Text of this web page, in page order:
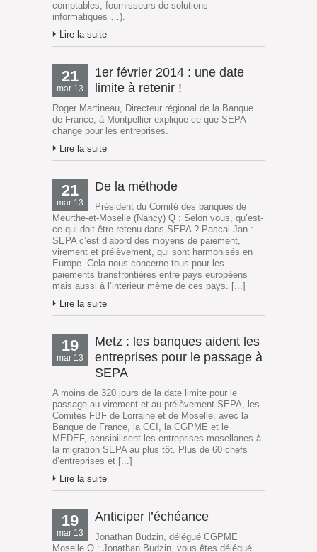
comptables, fournisseurs de solutions
informatiques …).
Lire la suite
21
mar 13
1er février 2014 : une date
limite à retenir !
Roger Martineau, Directeur régional de la Banque
de France, à Montpellier explique ce que SEPA
change pour les entreprises.
Lire la suite
21
mar 13
De la méthode
Président du Comité des banques de
Meurthe-et-Moselle (Nancy) Q : Selon vous, qu’est-
ce qui doit être retenu dans SEPA ? Pascal Jan :
SEPA c’est d’abord des moyens de paiement,
virement et prélèvement, qui sont harmonisés en
Europe. Cela nous concerne tous pour les
paiements transfrontières entre pays européens
mais aussi à l’intérieur même de ces pays. [...]
Lire la suite
19
mar 13
Metz : les banques aident les
entreprises pour le passage à
SEPA
A moins de 320 jours de la date limite pour le
passage au virement et au prélèvement SEPA, les
Comités FBF de Lorraine et de Moselle, avec la
Banque de France, la CCI, la CGPME et le
MEDEF, sensibilisent les entreprises mosellanes à
la migration SEPA au plus tôt. Plus de 60 chefs
d’entreprises et [...]
Lire la suite
19
mar 13
Anticiper l’échéance
Jonathan Budzin, délégué CGPME
Moselle Q : Jonathan Budzin, vous êtes délégué